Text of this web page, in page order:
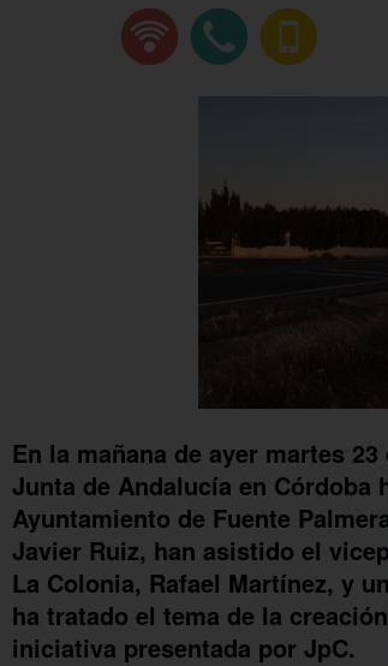
En la mañana de ayer martes
Junta de Andalucía en
Ayuntamiento de Fuente
Javier Ruiz, han asistido el
La Colonia, Rafael Martínez, y
ha tratado el tema de la
iniciativa presentada por JpC.